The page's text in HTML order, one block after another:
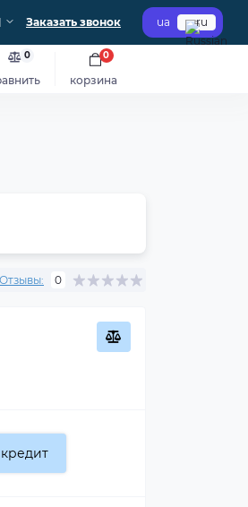
Заказать звонок ua ru
0
корзина
0
Отзывы: 0